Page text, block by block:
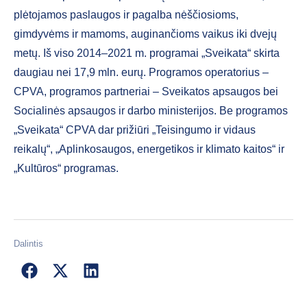
plėtojamos paslaugos ir pagalba nėščiosioms,
gimdyvėms ir mamoms, auginančioms vaikus iki dvejų
metų. Iš viso 2014–2021 m. programai „Sveikata“ skirta
daugiau nei 17,9 mln. eurų. Programos operatorius –
CPVA, programos partneriai – Sveikatos apsaugos bei
Socialinės apsaugos ir darbo ministerijos. Be programos
„Sveikata“ CPVA dar prižiūri „Teisingumo ir vidaus
reikalų“, „Aplinkosaugos, energetikos ir klimato kaitos“ ir
„Kultūros“ programas.
Dalintis